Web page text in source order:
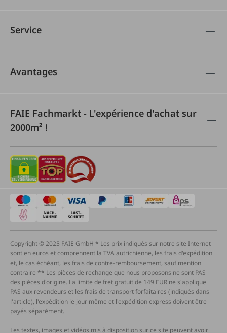
Service
Avantages
FAIE Fachmarkt - L'expérience d'achat sur
2000m² !
Copyright © 2025 FAIE GmbH * Les prix indiqués sur notre site Internet
sont en euros et comprennent la TVA autrichienne, les frais d'expédition
et, le cas échéant, les frais de contre-remboursement, sauf mention
contraire ** Les pièces de rechange que nous proposons ne sont PAS
des pièces d'origine. La limite de fret gratuit de 149 EUR ne s'applique
PAS aux revendeurs et les frais de transport forfaitaires (indiqués dans
l'article), l'expédition le jour même et l'expédition express doivent être
payés séparément.
Les textes, images et vidéos mis à disposition sur ce site peuvent avoir